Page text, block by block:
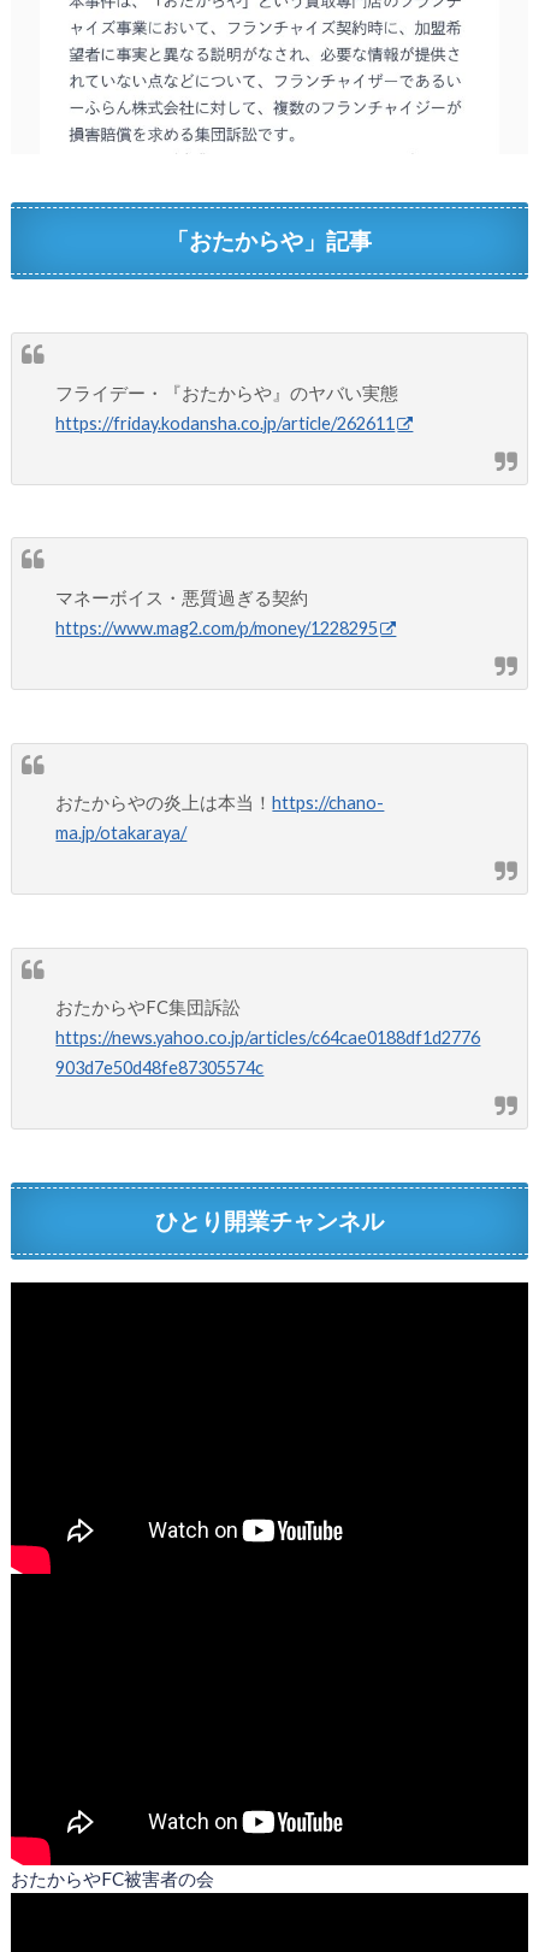
「おたからや」記事
フライデー・『おたからや』のヤバい実態
https://friday.kodansha.co.jp/article/262611
マネーボイス・悪質過ぎる契約
https://www.mag2.com/p/money/1228295
おたからやの炎上は本当！https://chano-
ma.jp/otakaraya/
おたからやFC集団訴訟
https://news.yahoo.co.jp/articles/c64cae0188df1d2776
903d7e50d48fe87305574c
ひとり開業チャンネル
おたからやFC被害者の会